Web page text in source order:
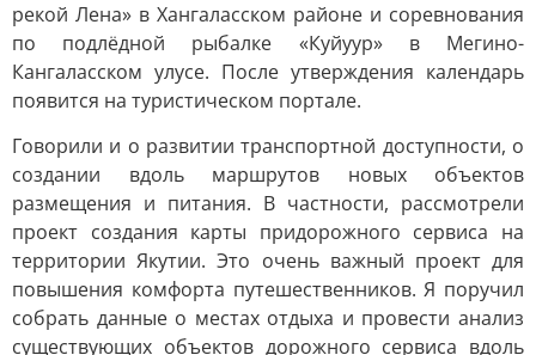
рекой Лена» в Хангаласском районе и соревнования
по подлёдной рыбалке «Куйуур» в Мегино-
Кангаласском улусе. После утверждения календарь
появится на туристическом портале.
Говорили и о развитии транспортной доступности, о
создании вдоль маршрутов новых объектов
размещения и питания. В частности, рассмотрели
проект создания карты придорожного сервиса на
территории Якутии. Это очень важный проект для
повышения комфорта путешественников. Я поручил
собрать данные о местах отдыха и провести анализ
существующих объектов дорожного сервиса вдоль